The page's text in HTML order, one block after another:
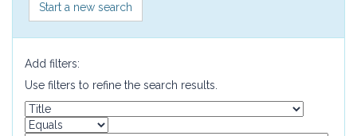
Start a new search
Add filters:
Use filters to refine the search results.